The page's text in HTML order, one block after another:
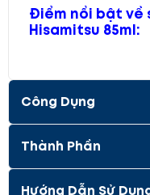
Điểm nổi bật về
Hisamitsu 85ml:
Salonpas
người Nhật và các
làm giảm nhanh
gân, bầm tím… từ đó
thư giãn. Dầu xoa
tiện lợi tối đa cho
Công Dụng
Thành Phần
Hướng Dẫn Sử